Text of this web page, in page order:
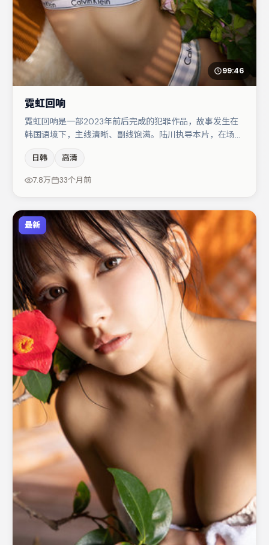
99:46
霓虹回响
霓虹回响是一部2023年前后完成的犯罪作品，故事发生在
韩国语境下，主线清晰、副线饱满。陆川执导本片，在场面
光洁在片中承担叙事驱动，章子怡、汤唯分别提供反差与喜
剧/悬疑调剂（视场次而定）。若你偏爱强类型与清晰主
日韩 高清
7.8万 33个月前
最新